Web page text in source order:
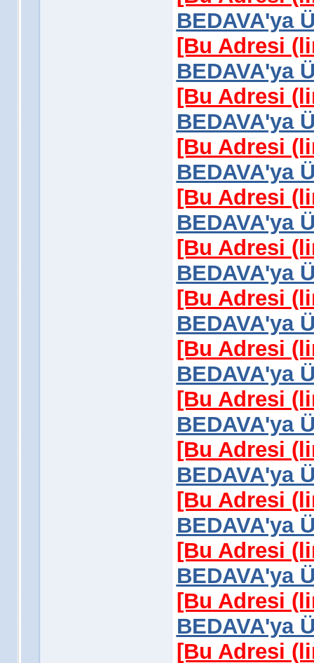
BEDAVA'ya
[Bu Adresi
BEDAVA'ya
[Bu Adresi
BEDAVA'ya
[Bu Adresi
BEDAVA'ya
[Bu Adresi
BEDAVA'ya
[Bu Adresi
BEDAVA'ya
[Bu Adresi
BEDAVA'ya
[Bu Adresi
BEDAVA'ya
[Bu Adresi
BEDAVA'ya
[Bu Adresi
BEDAVA'ya
[Bu Adresi
BEDAVA'ya
[Bu Adresi
BEDAVA'ya
[Bu Adresi
BEDAVA'ya
[Bu Adresi